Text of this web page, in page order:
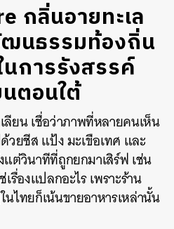
กลิ่นอายทะเล
ฒนธรรมท้องถิ่น
การรังสรรค์
ตอนใต้
ลียน เชื่อว่าภาพที่หลายคนเห็น
วยชีส แป้ง มะเขือเทศ และ
ต่วินาทีที่ถูกยกมาเสิร์ฟ เช่น
รื่องแปลกอะไร เพราะร้าน
ไทยก็เน้นขายอาหารเหล่านั้น